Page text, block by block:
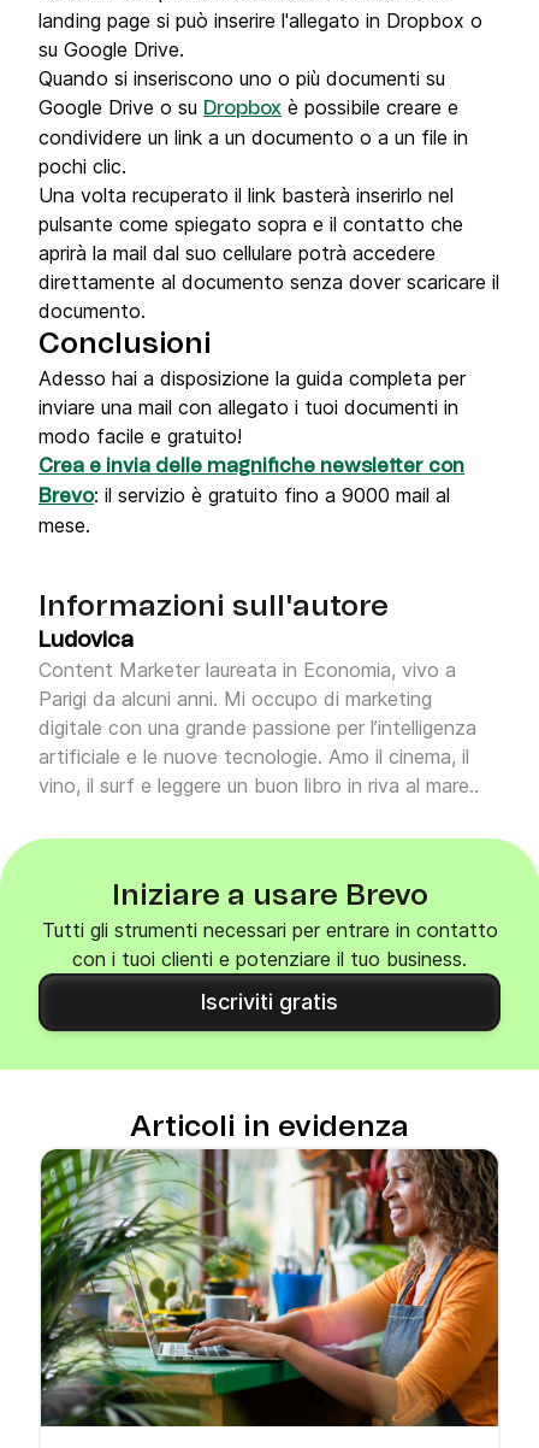
landing page si può inserire l'allegato in Dropbox o
su Google Drive.
Quando si inseriscono uno o più documenti su
Google Drive o su Dropbox è possibile creare e
condividere un link a un documento o a un file in
pochi clic.
Una volta recuperato il link basterà inserirlo nel
pulsante come spiegato sopra e il contatto che
aprirà la mail dal suo cellulare potrà accedere
direttamente al documento senza dover scaricare il
documento.
Conclusioni
Adesso hai a disposizione la guida completa per
inviare una mail con allegato i tuoi documenti in
modo facile e gratuito!
Crea e invia delle magnifiche newsletter con
Brevo: il servizio è gratuito fino a 9000 mail al
mese.
Informazioni sull'autore
Ludovica
Content Marketer laureata in Economia, vivo a
Parigi da alcuni anni. Mi occupo di marketing
digitale con una grande passione per l’intelligenza
artificiale e le nuove tecnologie. Amo il cinema, il
vino, il surf e leggere un buon libro in riva al mare..
Iniziare a usare Brevo
Tutti gli strumenti necessari per entrare in contatto
con i tuoi clienti e potenziare il tuo business.
Iscriviti gratis
Articoli in evidenza